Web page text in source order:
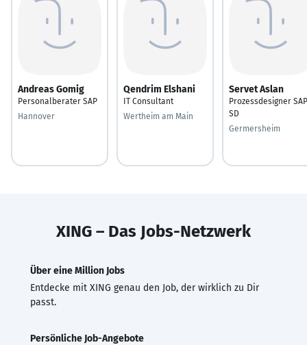
Andreas Gomig
Personalberater SAP
Hannover
Qendrim Elshani
IT Consultant
Wertheim am Main
Servet Aslan
Prozessdesigner SAP
SD
Germersheim
XING – Das Jobs-Netzwerk
Über eine Million Jobs
Entdecke mit XING genau den Job, der wirklich zu Dir
passt.
Persönliche Job-Angebote